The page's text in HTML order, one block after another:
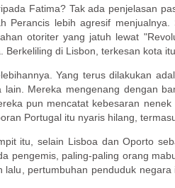
Fatima? Tak ada penjelasan
Perancis lebih agresif
otoriter yang jatuh lewat
Berkeliling di Lisbon, terkesan kota
Yang terus dilakukan
Mereka mengenang dengan
pun mencatat kebesaran
Portugal itu nyaris hilang,
itu, selain Lisboa dan Oporto
pengemis, paling-paling orang
lalu, pertumbuhan penduduk